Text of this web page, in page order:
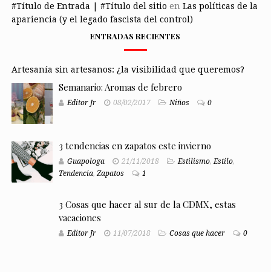
#Título de Entrada | #Título del sitio en Las políticas de la
apariencia (y el legado fascista del control)
ENTRADAS RECIENTES
Artesanía sin artesanos: ¿la visibilidad que queremos?
Semanario: Aromas de febrero
Editor Jr 08/02/2017 Niños 0
3 tendencias en zapatos este invierno
Guapologa 21/11/2018 Estilismo,Estilo,
Tendencia, Zapatos 1
3 Cosas que hacer al sur de la CDMX, estas
vacaciones
Editor Jr 11/07/2018 Cosas que hacer 0